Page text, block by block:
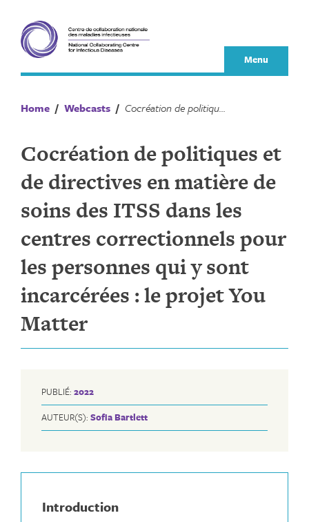
content
Menu
Home / Webcasts / Cocréation de politiques et de directives en matière de soins des ITSS dans les centres correctionnels pour les personnes qui y sont incarcérées : le projet You Matter
Cocréation de politiques et
de directives en matière de
soins des ITSS dans les
centres correctionnels pour
les personnes qui y sont
incarcérées : le projet You
Matter
PUBLIÉ: 2022
AUTEUR(S): Sofia Bartlett
Introduction